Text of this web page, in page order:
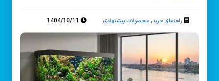
راهنمای خرید, محصولات پیشنهادی